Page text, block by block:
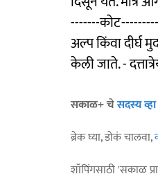
-------
अल्प किंवा दीर्घ
केली जाते. -
सकाळ+ चेसदस्य व्हा
ब्रेक घ्या, डोकं चालवा,
शॉपिंगसाठी 'सकाळ